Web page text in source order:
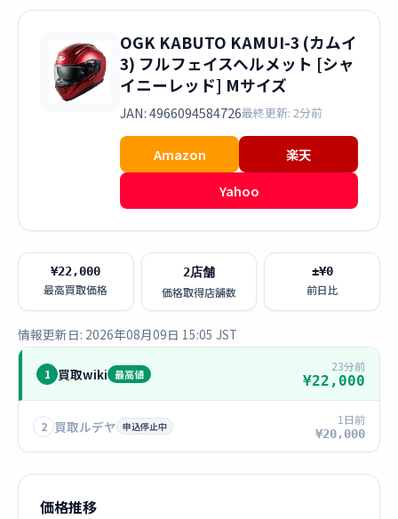
OGK KABUTO KAMUI-3 (カムイ
3) フルフェイスヘルメット [シャ
イニーレッド] Mサイズ
JAN: 4966094584726最終更新: 2分前
Amazon
楽天
Yahoo
¥22,000
最高買取価格
2店舗
価格取得店舗数
±¥0
前日比
情報更新日: 2026年08月09日 15:05 JST
1 買取wiki 最高値
23分前
¥22,000
2 買取ルデヤ 申込停止中 1日前
¥20,000
価格推移